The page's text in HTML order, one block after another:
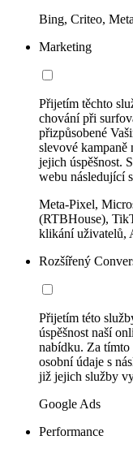
Bing, Criteo,
Marketing
Přijetím těchto
chování při
přizpůsobené
slevové kampaně
jejich úspěšnost.
webu následující
Meta-Pixel,
(RTBHouse),
klikání uživatelů,
Rozšířený
Přijetím této
úspěšnost naší
nabídku. Za tímto
osobní údaje s
již jejich služby
Google Ads
Performance